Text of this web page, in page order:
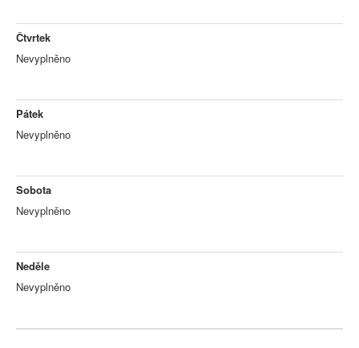
Čtvrtek
Nevyplněno
Pátek
Nevyplněno
Sobota
Nevyplněno
Neděle
Nevyplněno